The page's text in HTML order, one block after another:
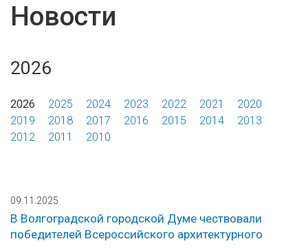
Новости
2026
2026 2025 2024 2023 2022 2021
2020
2019
2018 2017 2016 2015 2014
2013
2012
2011 2010
09.11.2025
В Волгоградской городской Думе чествовали
победителей Всероссийского архитектурного